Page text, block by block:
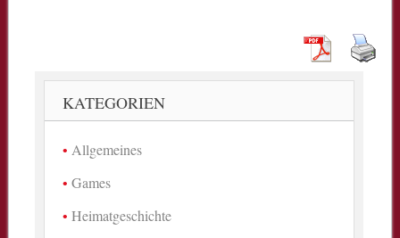
KATEGORIEN
Allgemeines
Games
Heimatgeschichte